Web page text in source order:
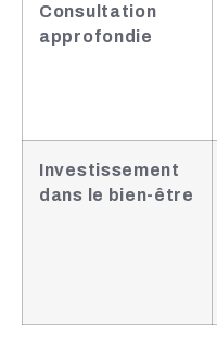
Consultation
approfondie
Investissement
dans le bien-être